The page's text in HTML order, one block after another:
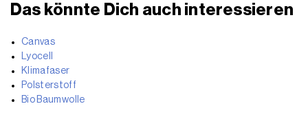
Das könnte Dich auch interessieren
Canvas
Lyocell
Klimafaser
Polsterstoff
Bio Baumwolle